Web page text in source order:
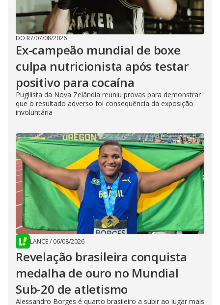
DO R7/07/08/2026
Ex-campeão mundial de boxe
culpa nutricionista após testar
positivo para cocaína
Pugilista da Nova Zelândia reuniu provas para demonstrar
que o resultado adverso foi consequência da exposição
involuntária
LANCE/ 06/08/2026
Revelação brasileira conquista
medalha de ouro no Mundial
Sub-20 de atletismo
Alessandro Borges é quarto brasileiro a subir ao lugar mais